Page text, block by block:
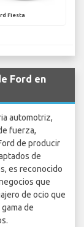
Fiesta
Ford en
automotriz,
fuerza,
de producir
de
es reconocido
que
de ocio que
de